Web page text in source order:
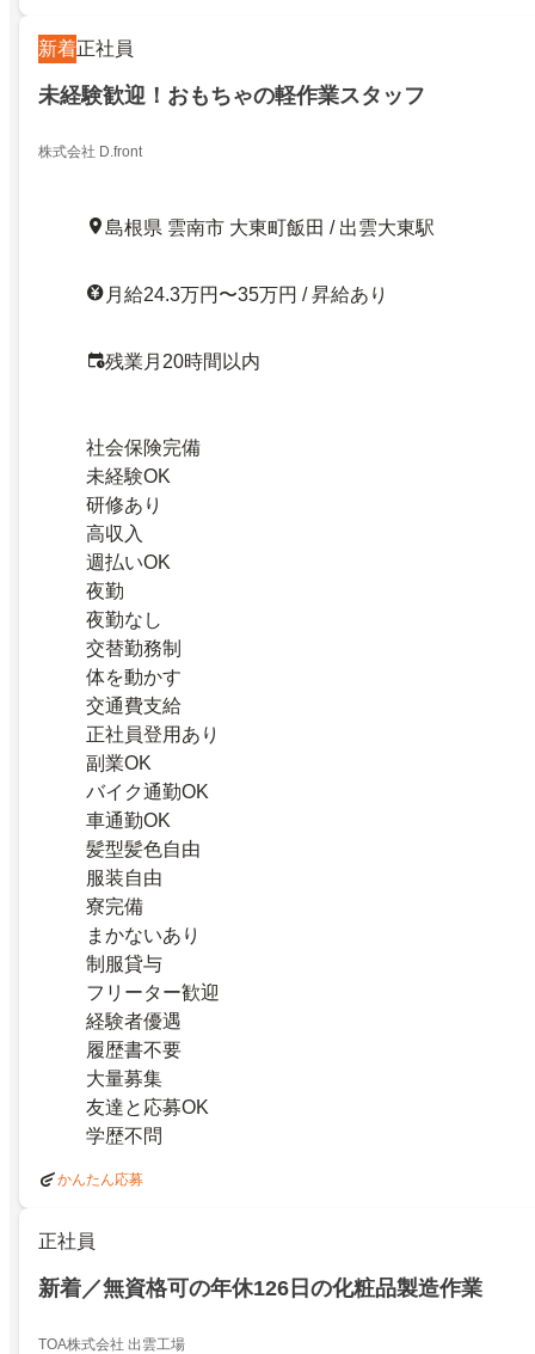
新着正社員
未経験歓迎！おもちゃの軽作業スタッフ
株式会社 D.front
島根県 雲南市 大東町飯田 / 出雲大東駅
月給24.3万円〜35万円 / 昇給あり
残業月20時間以内
社会保険完備
未経験OK
研修あり
高収入
週払いOK
夜勤
夜勤なし
交替勤務制
体を動かす
交通費支給
正社員登用あり
副業OK
バイク通勤OK
車通勤OK
髪型髪色自由
服装自由
寮完備
まかないあり
制服貸与
フリーター歓迎
経験者優遇
履歴書不要
大量募集
友達と応募OK
学歴不問
かんたん応募
正社員
新着／無資格可の年休126日の化粧品製造作業
TOA株式会社 出雲工場